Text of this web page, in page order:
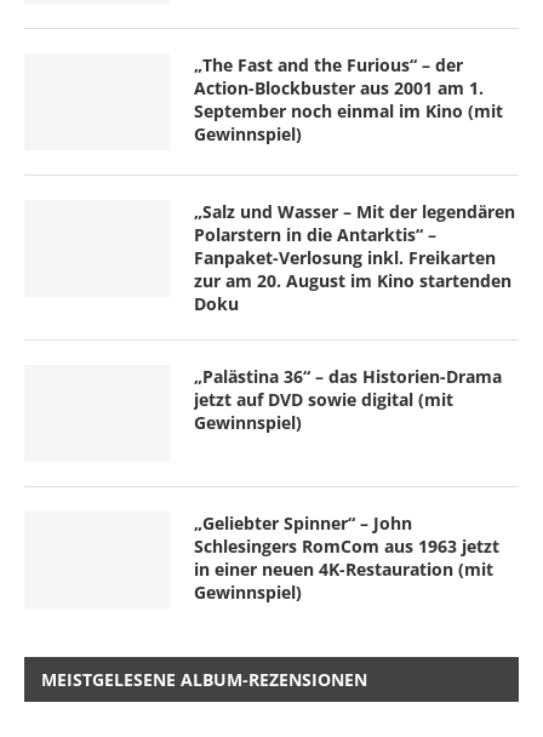
„The Fast and the Furious“ – der
Action-Blockbuster aus 2001 am 1.
September noch einmal im Kino (mit
Gewinnspiel)
„Salz und Wasser – Mit der legendären
Polarstern in die Antarktis“ –
Fanpaket-Verlosung inkl. Freikarten
zur am 20. August im Kino startenden
Doku
„Palästina 36“ – das Historien-Drama
jetzt auf DVD sowie digital (mit
Gewinnspiel)
„Geliebter Spinner“ – John
Schlesingers RomCom aus 1963 jetzt
in einer neuen 4K-Restauration (mit
Gewinnspiel)
MEISTGELESENE ALBUM-REZENSIONEN